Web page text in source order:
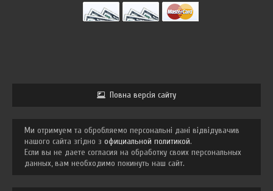
Повна версія сайту
Ми отримуем та обробляемо персональні дані відвідувачив
нашого сайта згідно з официальной политикой.
Если вы не даете согласия на обработку своих персональных
данных, вам необходимо покинуть наш сайт.